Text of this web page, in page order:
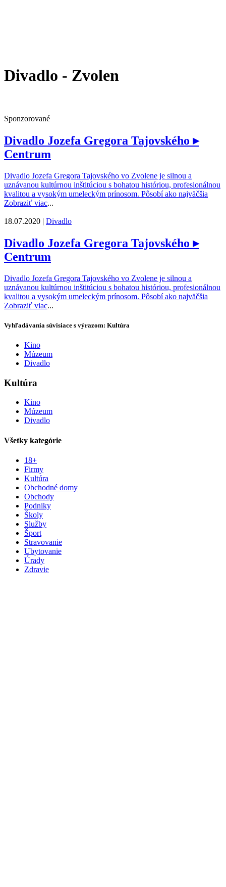
Divadlo - Zvolen
Sponzorované
Divadlo Jozefa Gregora Tajovského ▸
Centrum
Divadlo Jozefa Gregora Tajovského vo Zvolene je silnou a
uznávanou kultúrnou inštitúciou s bohatou históriou, profesionálnou
kvalitou a vysokým umeleckým prínosom. Pôsobí ako najväčšia
Zobraziť viac...
18.07.2020 | Divadlo
Divadlo Jozefa Gregora Tajovského ▸
Centrum
Divadlo Jozefa Gregora Tajovského vo Zvolene je silnou a
uznávanou kultúrnou inštitúciou s bohatou históriou, profesionálnou
kvalitou a vysokým umeleckým prínosom. Pôsobí ako najväčšia
Zobraziť viac...
Vyhľadávania súvisiace s výrazom: Kultúra
Kino
Múzeum
Divadlo
Kultúra
Kino
Múzeum
Divadlo
Všetky kategórie
18+
Firmy
Kultúra
Obchodné domy
Obchody
Podniky
Školy
Služby
Šport
Stravovanie
Ubytovanie
Úrady
Zdravie